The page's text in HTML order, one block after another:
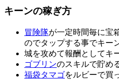
キーンの稼ぎ方
冒険隊が一定時間毎に宝
のでタップする事でキー
城を攻めて報酬としてキ
ゴブリンのスキルで貯め
福袋タマゴをルビーで買